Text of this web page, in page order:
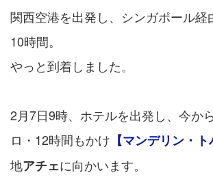
関西空港を出発し、シンガポール経
10時間。
やっと到着しました。
2月7日9時、ホテルを出発し、今か
ロ・12時間もかけ 【マンデリン・ト
地アチェに向かいます。